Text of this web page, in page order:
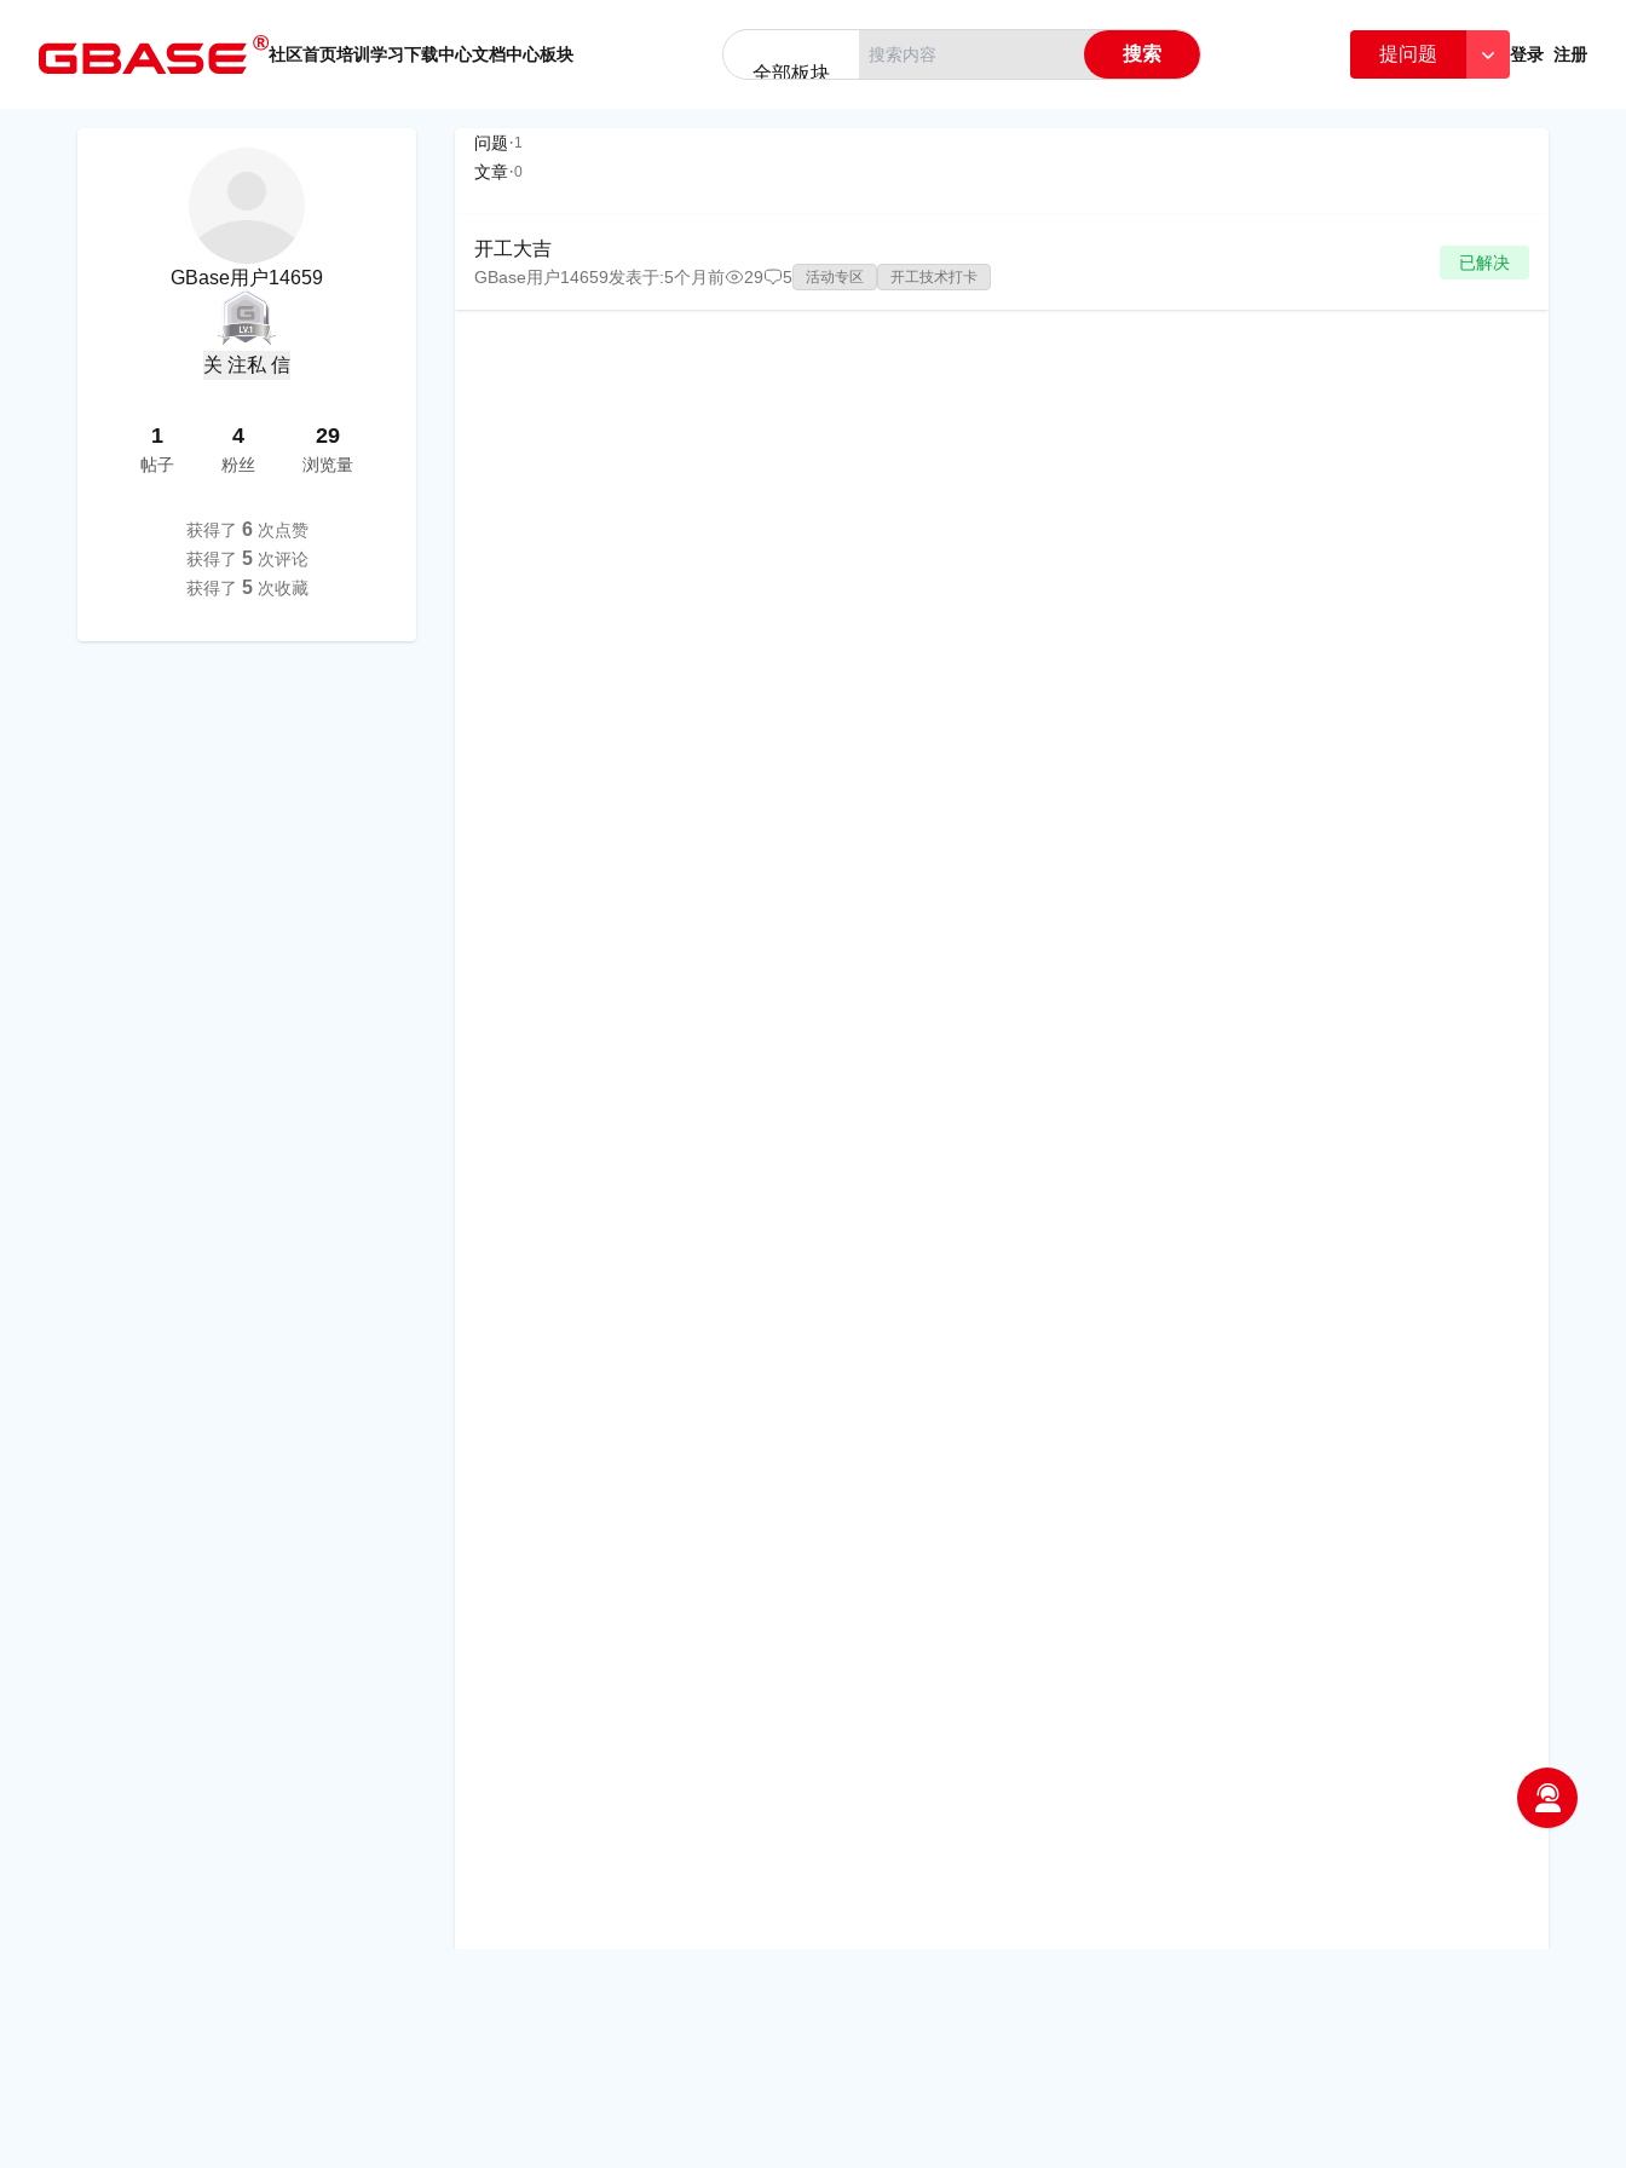
社区首页培训学习下载中心文档中心板块
全部板块
搜索 提问题 登录 注册
GBase用户14659
关 注私 信
1
帖子
4
粉丝
29
浏览量
获得了 6 次点赞
获得了 5 次评论
获得了 5 次收藏
问题·1
文章·0
开工大吉
GBase用户14659发表于:5个月前 29 5 活动专区 开工技术打卡
已解决